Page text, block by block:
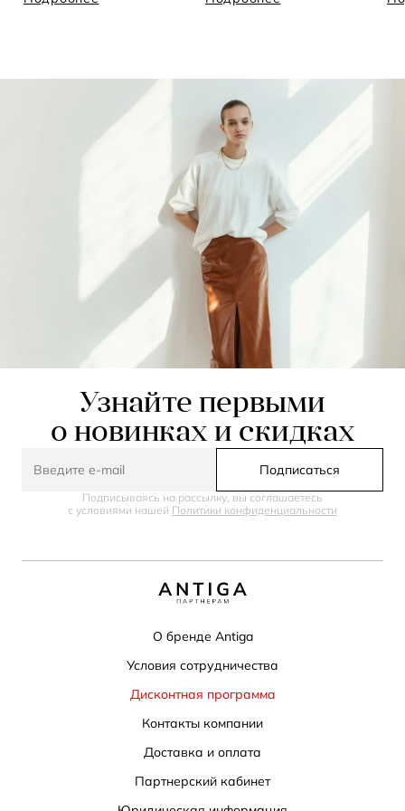
Узнайте первыми
о новинках и скидках
Подписаться
Подписываясь на рассылку, вы соглашаетесь
с условиями нашей Политики конфиденциальности
О бренде Antiga
Условия сотрудничества
Дисконтная программа
Контакты компании
Доставка и оплата
Партнерский кабинет